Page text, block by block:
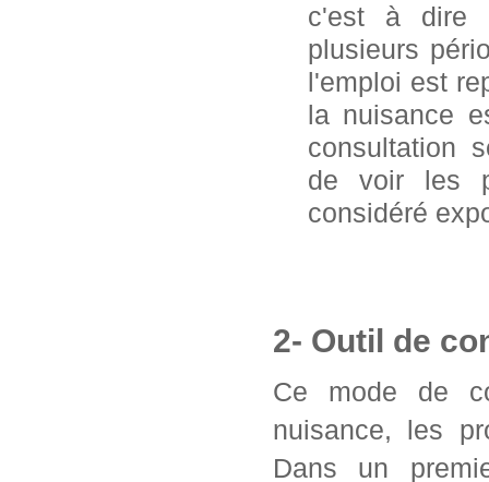
c'est à dire
plusieurs
l'emploi est
la nuisance
consultation
de voir les
considéré
2- Outil de
Ce mode de
nuisance, les
Dans un